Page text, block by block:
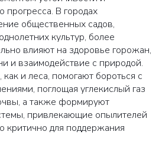
прогресса. В городах
общественных садов,
культур, более
влияют на здоровье горожан,
и взаимодействие с природой.
и леса, помогают бороться с
поглощая углекислый газ
а также формируют
привлекающие опылителей
критично для поддержания